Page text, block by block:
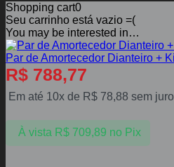
Shopping cart0
Seu carrinho está vazio =(
You may be interested in…
Par de Amortecedor Dianteiro +
R$ 788,77
Em até 10x de R$ 78,88 sem
À vista R$709,89 no Pix